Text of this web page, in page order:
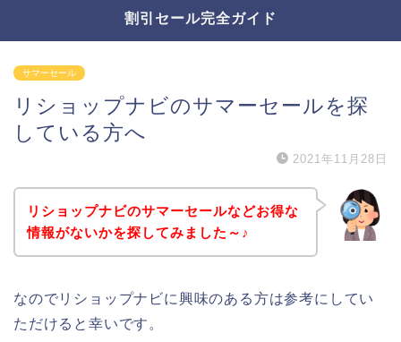
割引セール完全ガイド
サマーセール
リショップナビのサマーセールを探
している方へ
2021年11月28日
リショップナビのサマーセールなどお得な
情報がないかを探してみました～♪
なのでリショップナビに興味のある方は参考にしてい
ただけると幸いです。